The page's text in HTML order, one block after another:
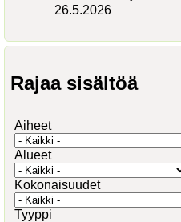
26.5.2026
Rajaa sisältöä
Aiheet
Alueet
Kokonaisuudet
Tyyppi